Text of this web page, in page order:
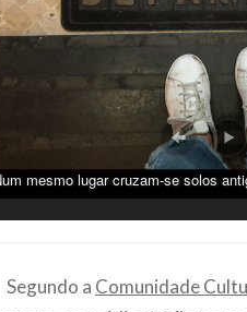
mesmo lugar cruzam-se solos
Segundo a Comunidade